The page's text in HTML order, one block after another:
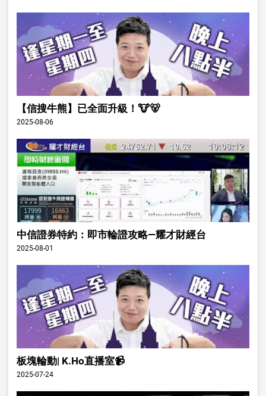
【信搜牛熊】已全面升級！🐮🐻
2025-08-06
中信證券特約：即市輪證攻略—耀才財經台
2025-08-01
板塊輪動| K.Ho直播室📹
2025-07-24